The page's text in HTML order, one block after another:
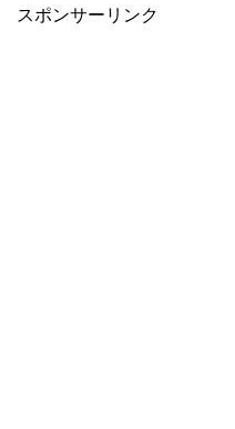
スポンサーリンク